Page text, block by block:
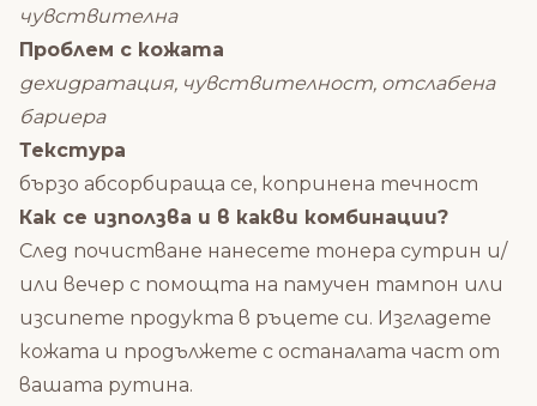
чувствителна
Проблем с кожата
дехидратация, чувствителност, отслабена
бариера
Текстура
бързо абсорбираща се, копринена течност
Как се използва и в какви комбинации?
След почистване нанесете тонера сутрин и/
или вечер с помощта на памучен тампон или
изсипете продукта в ръцете си. Изгладете
кожата и продължете с останалата част от
вашата рутина.